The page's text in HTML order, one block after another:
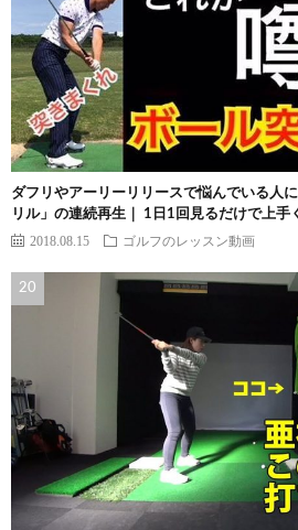
ダフリやアーリーリリースで悩んでいる人
リル」の連続再生｜ 1日1回見るだけで上手
2018.08.15 ゴルフのレッスン動画